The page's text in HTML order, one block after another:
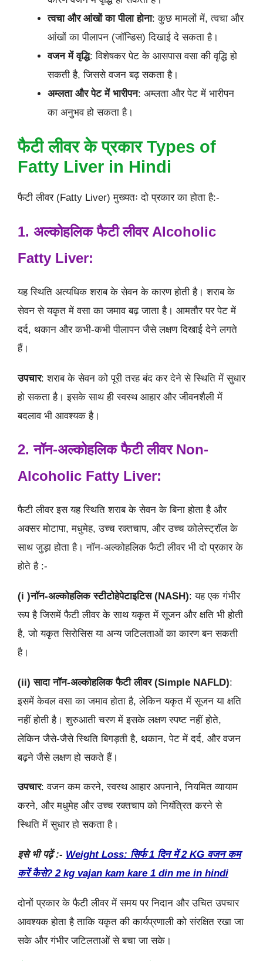
त्वचा और आंखों का पीला होना: कुछ मामलों में, त्वचा और
आंखों का पीलापन (जॉन्डिस) दिखाई दे सकता है।
वजन में वृद्धि: विशेषकर पेट के आसपास वसा की वृद्धि हो
सकती है, जिससे वजन बढ़ सकता है।
अम्लता और पेट में भारीपन: अम्लता और पेट में भारीपन
का अनुभव हो सकता है।
फैटी लीवर के प्रकार Types of
Fatty Liver in Hindi
फैटी लीवर (Fatty Liver) मुख्यतः दो प्रकार का होता है:-
1. अल्कोहलिक फैटी लीवर Alcoholic
Fatty Liver:
यह स्थिति अत्यधिक शराब के सेवन के कारण होती है। शराब के
सेवन से यकृत में वसा का जमाव बढ़ जाता है। आमतौर पर पेट में
दर्द, थकान और कभी-कभी पीलापन जैसे लक्षण दिखाई देने लगते
हैं।
उपचार: शराब के सेवन को पूरी तरह बंद कर देने से स्थिति में सुधार
हो सकता है। इसके साथ ही स्वस्थ आहार और जीवनशैली में
बदलाव भी आवश्यक है।
2. नॉन-अल्कोहलिक फैटी लीवर Non-
Alcoholic Fatty Liver:
फैटी लीवर इस यह स्थिति शराब के सेवन के बिना होता है और
अक्सर मोटापा, मधुमेह, उच्च रक्तचाप, और उच्च कोलेस्ट्रॉल के
साथ जुड़ा होता है। नॉन-अल्कोहलिक फैटी लीवर भी दो प्रकार के
होते है :-
(i )नॉन-अल्कोहलिक स्टीटोहेपेटाइटिस (NASH): यह एक गंभीर
रूप है जिसमें फैटी लीवर के साथ यकृत में सूजन और क्षति भी होती
है, जो यकृत सिरोसिस या अन्य जटिलताओं का कारण बन सकती
है।
(ii) सादा नॉन-अल्कोहलिक फैटी लीवर (Simple NAFLD):
इसमें केवल वसा का जमाव होता है, लेकिन यकृत में सूजन या क्षति
नहीं होती है। शुरुआती चरण में इसके लक्षण स्पष्ट नहीं होते,
लेकिन जैसे-जैसे स्थिति बिगड़ती है, थकान, पेट में दर्द, और वजन
बढ़ने जैसे लक्षण हो सकते हैं।
उपचार: वजन कम करने, स्वस्थ आहार अपनाने, नियमित व्यायाम
करने, और मधुमेह और उच्च रक्तचाप को नियंत्रित करने से
स्थिति में सुधार हो सकता है।
इसे भी पढ़ें :- Weight Loss: सिर्फ 1 दिन में 2 KG वजन कम
करें कैसे? 2 kg vajan kam kare 1 din me in hindi
दोनों प्रकार के फैटी लीवर में समय पर निदान और उचित उपचार
आवश्यक होता है ताकि यकृत की कार्यप्रणाली को संरक्षित रखा जा
सके और गंभीर जटिलताओं से बचा जा सके।